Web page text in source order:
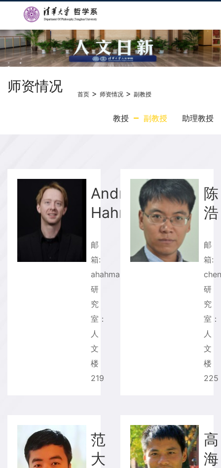
师资情况 首页 > 师资情况 > 副教授
教授 副教授 助理教授
Andree
Hahmann
邮
箱:
ahahmann@tsinghua.edu.cn
研
究
室：
人
文
楼
219
陈
浩
箱:
研
究
室：
人
文
楼
225
范
大
高
海